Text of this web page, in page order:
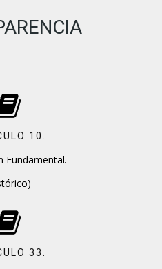
10.
Fundamental.
33.